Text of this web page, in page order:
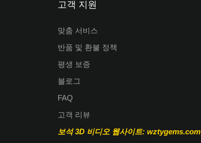
고객 지원
맞춤 서비스
반품 및 환불 정책
평생 보증
블로그
FAQ
고객 리뷰
보석 3D 비디오 웹사이트: wztygems.com